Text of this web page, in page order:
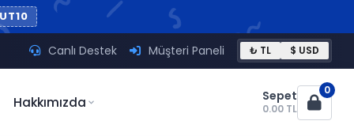
Canlı Destek Müşteri Paneli ₺ TL $ USD
Hakkımızda Sepet
0.00 TL
0